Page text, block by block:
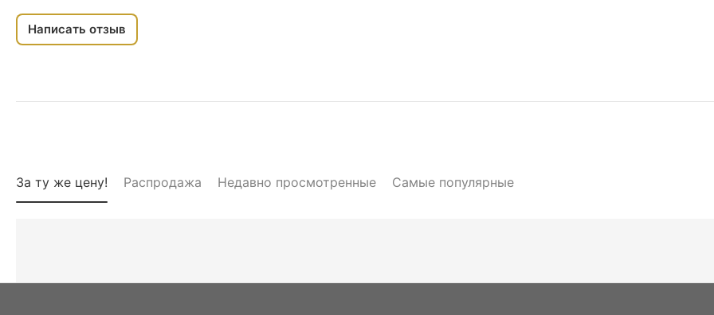
Написать отзыв
За ту же цену! Распродажа Недавно просмотренные Самые популярные